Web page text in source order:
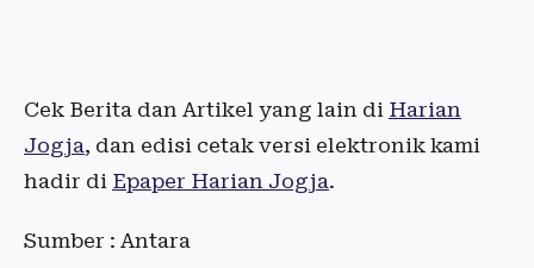
Cek Berita dan Artikel yang lain di Harian
Jogja, dan edisi cetak versi elektronik kami
hadir di Epaper Harian Jogja.
Sumber : Antara